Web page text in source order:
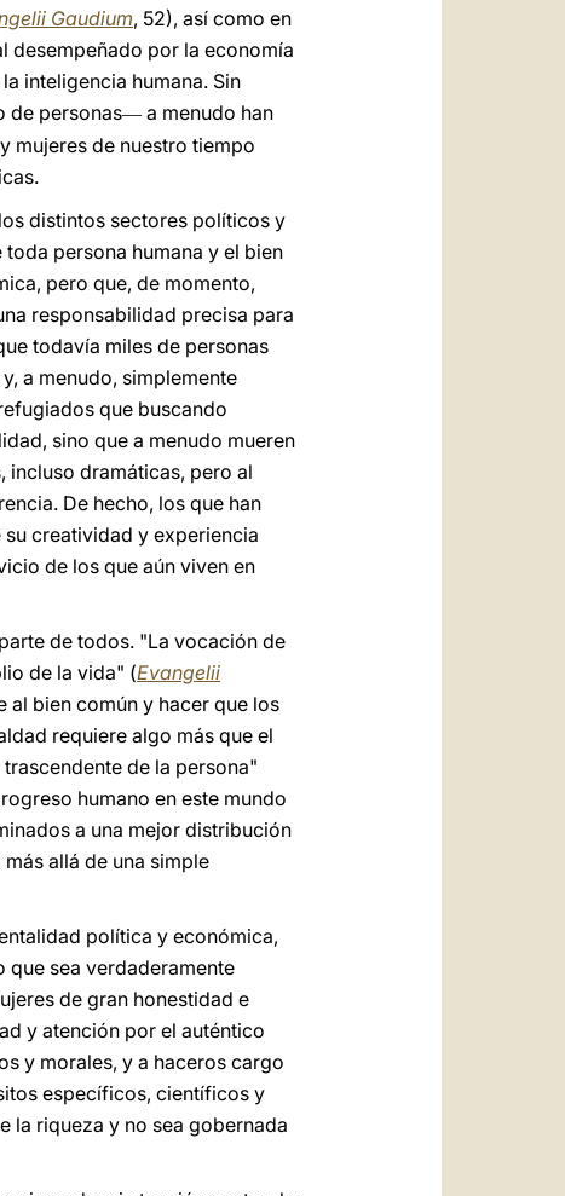
Gaudium, 52), así como en
desempeñado por la economía
inteligencia humana. Sin
de personas— a menudo han
mujeres de nuestro tiempo
distintos sectores políticos y
persona humana y el bien
pero que, de momento,
responsabilidad precisa para
todavía miles de personas
a menudo, simplemente
que buscando
sino que a menudo mueren
incluso dramáticas, pero al
De hecho, los que han
creatividad y experiencia
de los que aún viven en
de todos. "La vocación de
de la vida" (Evangelii
al bien común y hacer que los
requiere algo más que el
de la persona"
humano en este mundo
a una mejor distribución
allá de una simple
política y económica,
sea verdaderamente
de gran honestidad e
y atención por el auténtico
y morales, y a haceros cargo
específicos, científicos y
la riqueza y no sea gobernada